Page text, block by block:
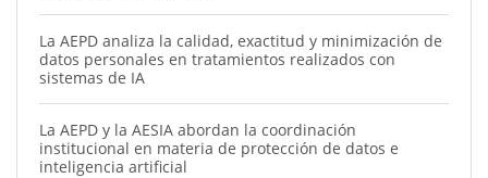
La AEPD analiza la calidad, exactitud y minimización de
datos personales en tratamientos realizados con
sistemas de IA
La AEPD y la AESIA abordan la coordinación
institucional en materia de protección de datos e
inteligencia artificial